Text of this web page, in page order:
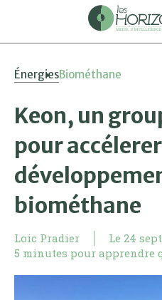
ÉnergiesBiométhane
Keon, un
pour
biométhane
Loic Pradier Le 24
5 minutes pour apprendre